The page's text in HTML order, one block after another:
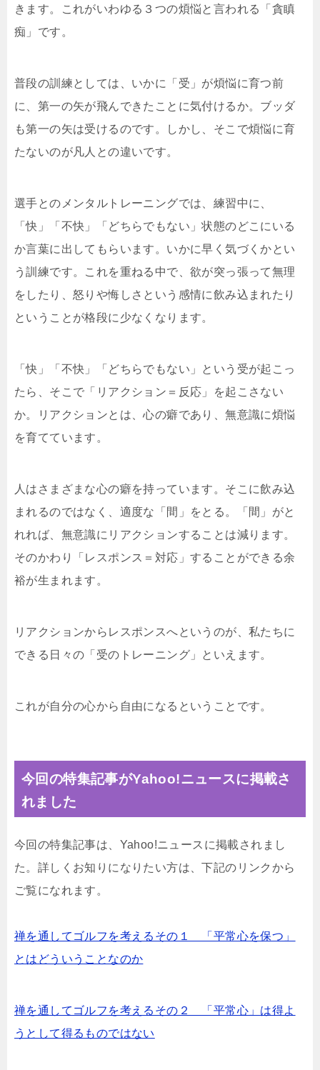
きます。これがいわゆる３つの煩悩と言われる「貪瞋
痴」です。
普段の訓練としては、いかに「受」が煩悩に育つ前
に、第一の矢が飛んできたことに気付けるか。ブッダ
も第一の矢は受けるのです。しかし、そこで煩悩に育
たないのが凡人との違いです。
選手とのメンタルトレーニングでは、練習中に、
「快」「不快」「どちらでもない」状態のどこにいる
か言葉に出してもらいます。いかに早く気づくかとい
う訓練です。これを重ねる中で、欲が突っ張って無理
をしたり、怒りや悔しさという感情に飲み込まれたり
ということが格段に少なくなります。
「快」「不快」「どちらでもない」という受が起こっ
たら、そこで「リアクション＝反応」を起こさない
か。リアクションとは、心の癖であり、無意識に煩悩
を育てています。
人はさまざまな心の癖を持っています。そこに飲み込
まれるのではなく、適度な「間」をとる。「間」がと
れれば、無意識にリアクションすることは減ります。
そのかわり「レスポンス＝対応」することができる余
裕が生まれます。
リアクションからレスポンスへというのが、私たちに
できる日々の「受のトレーニング」といえます。
これが自分の心から自由になるということです。
今回の特集記事がYahoo!ニュースに掲載さ
れました
今回の特集記事は、Yahoo!ニュースに掲載されまし
た。詳しくお知りになりたい方は、下記のリンクから
ご覧になれます。
禅を通してゴルフを考えるその１ 「平常心を保つ」
とはどういうことなのか
禅を通してゴルフを考えるその２ 「平常心」は得よ
うとして得るものではない